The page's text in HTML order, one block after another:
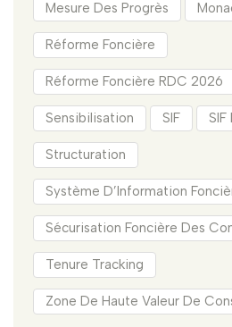
Mesure Des Progrès
Réforme Foncière
Réforme Foncière RDC 2026
Sensibilisation SIF SIF
Structuration
Système D’Information
Sécurisation Foncière Des
Tenure Tracking
Zone De Haute Valeur De